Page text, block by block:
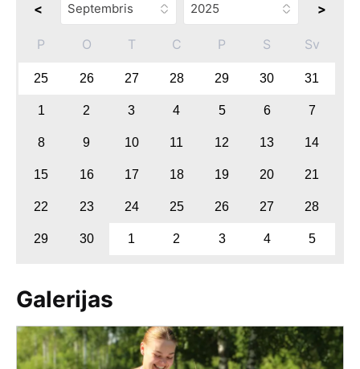
< >
P O T C P S Sv
25 26 27 28 29 30 31
1 2 3 4 5 6 7
8 9 10 11 12 13 14
15 16 17 18 19 20 21
22 23 24 25 26 27 28
29 30 1 2 3 4 5
Galerijas